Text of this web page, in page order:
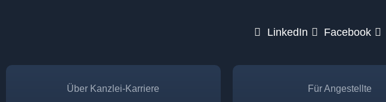
LinkedIn Facebook
Über Kanzlei-Karriere Für Angestellte